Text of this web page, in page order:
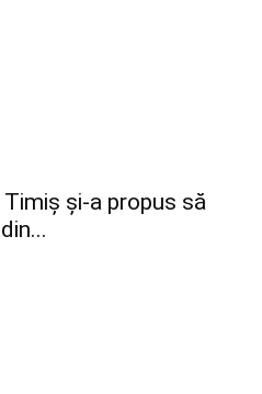
Timiș și-a propus să